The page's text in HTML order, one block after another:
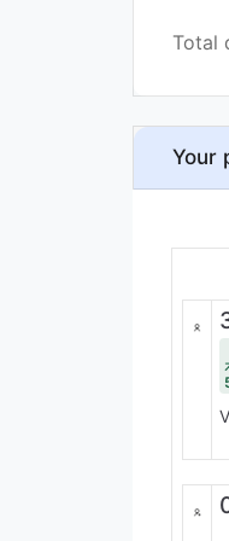
Total
Your